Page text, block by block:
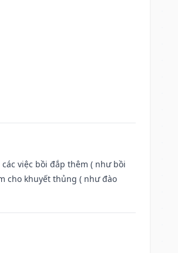
việc bồi đắp thêm ( như bồi
cho khuyết thủng ( như đào